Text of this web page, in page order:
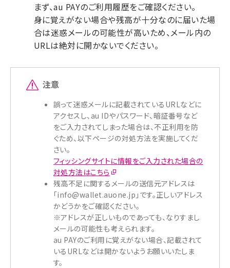
まず、au PAYのご利用履歴をご確認ください。
身に覚えがない場合や残高が十分なのに届いた場
合は迷惑メールの可能性が高いため、メール内の
URLは絶対に開かないでください。
注意
誤って迷惑メールに記載されているURLなどに
アクセスし、au IDやパスワード、暗証番号など
をご入力されてしまった場合は、不正利用を防
ぐため、以下ページの対処方法を実施してくだ
さい。
フィッシングサイトに情報をご入力された場合の
対処方法はこちら
残高不足に関するメールの送信元アドレスは
「info@wallet.auone.jp」です。正しいアドレス
かどうかをご確認ください。
※アドレスが正しいものであっても、なりすまし
メールの可能性も考えられます。
au PAYのご利用に覚えがない場合、記載されて
いるURLなどは開かないようお願いいたしま
す。